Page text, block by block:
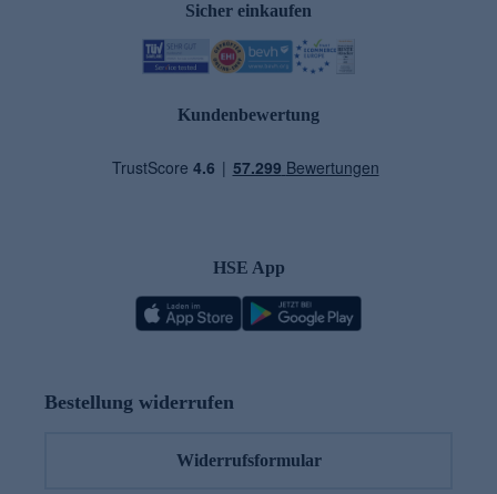
Sicher einkaufen
Kundenbewertung
HSE App
Bestellung widerrufen
Widerrufsformular